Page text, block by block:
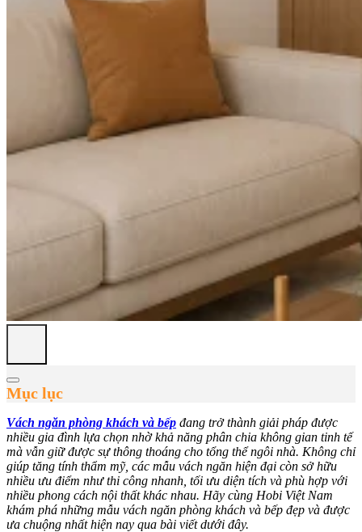
Mục lục
Vách ngăn phòng khách và bếp đang trở thành giải pháp được
nhiều gia đình lựa chọn nhờ khả năng phân chia không gian tinh tế
mà vẫn giữ được sự thông thoáng cho tổng thể ngôi nhà. Không chỉ
giúp tăng tính thẩm mỹ, các mẫu vách ngăn hiện đại còn sở hữu
nhiều ưu điểm như thi công nhanh, tối ưu diện tích và phù hợp với
nhiều phong cách nội thất khác nhau. Hãy cùng Hobi Việt Nam
khám phá những mẫu vách ngăn phòng khách và bếp đẹp và được
ưa chuộng nhất hiện nay qua bài viết dưới đây.